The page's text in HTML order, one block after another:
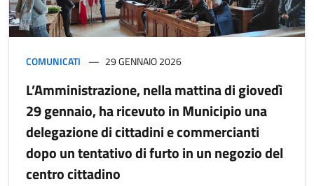
COMUNICATI 29 GENNAIO 2026
L’Amministrazione, nella mattina di giovedì
29 gennaio, ha ricevuto in Municipio una
delegazione di cittadini e commercianti
dopo un tentativo di furto in un negozio del
centro cittadino